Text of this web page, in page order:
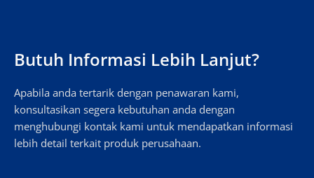
Butuh Informasi Lebih Lanjut?
Apabila anda tertarik dengan penawaran kami,
konsultasikan segera kebutuhan anda dengan
menghubungi kontak kami untuk mendapatkan informasi
lebih detail terkait produk perusahaan.